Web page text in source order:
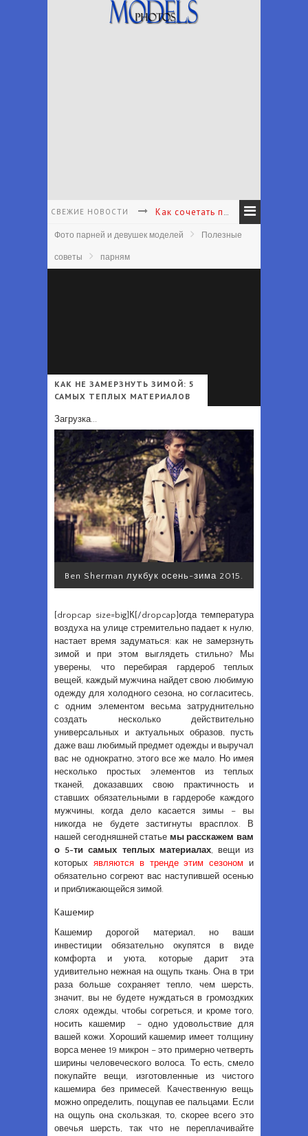
СВЕЖИЕ НОВОСТИ Как сочетать принты в одежде - Как подбирать и сочетать принты
Как подобрать аксессуары к наряду - Как подобрать аксессуары в соответствии с вашим личным стилем
Фото парней и девушек моделей Полезные
советы парням
КАК НЕ ЗАМЕРЗНУТЬ ЗИМОЙ: 5
САМЫХ ТЕПЛЫХ МАТЕРИАЛОВ
Загрузка...
Ben Sherman лукбук осень-зима 2015.
[dropcap size=big]К[/dropcap]огда температура
воздуха на улице стремительно падает к нулю,
настает время задуматься: как не замерзнуть
зимой и при этом выглядеть стильно? Мы
уверены, что перебирая гардероб теплых
вещей, каждый мужчина найдет свою любимую
одежду для холодного сезона, но согласитесь,
с одним элементом весьма затруднительно
создать несколько действительно
универсальных и актуальных образов, пусть
даже ваш любимый предмет одежды и выручал
вас не однократно, этого все же мало. Но имея
несколько простых элементов из теплых
тканей, доказавших свою практичность и
ставших обязательными в гардеробе каждого
мужчины, когда дело касается зимы – вы
никогда не будете застигнуты врасплох. В
нашей сегодняшней статье мы расскажем вам
о 5-ти самых теплых материалах, вещи из
которых являются в тренде этим сезоном и
обязательно согреют вас наступившей осенью
и приближающейся зимой.
Кашемир
Кашемир дорогой материал, но ваши
инвестиции обязательно окупятся в виде
комфорта и уюта, которые дарит эта
удивительно нежная на ощупь ткань. Она в три
раза больше сохраняет тепло, чем шерсть,
значит, вы не будете нуждаться в громоздких
слоях одежды, чтобы согреться, и кроме того,
носить кашемир – одно удовольствие для
вашей кожи. Хороший кашемир имеет толщину
ворса менее 19 микрон – это примерно четверть
ширины человеческого волоса. То есть, смело
покупайте вещи, изготовленные из чистого
кашемира без примесей. Качественную вещь
можно определить, пощупав ее пальцами. Если
на ощупь она скользкая, то, скорее всего это
овечья шерсть, так что не переплачивайте